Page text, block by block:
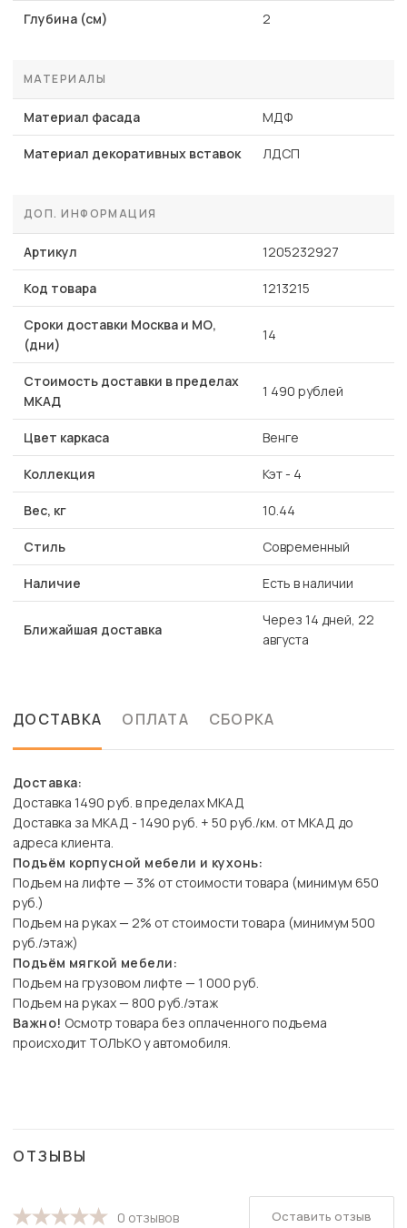
Глубина (см) 2
МАТЕРИАЛЫ
Материал фасада МДФ
Материал декоративных вставок ЛДСП
ДОП. ИНФОРМАЦИЯ
Артикул 1205232927
Код товара 1213215
Сроки доставки Москва и МО,
(дни)
14
Стоимость доставки в пределах
МКАД
1 490 рублей
Цвет каркаса Венге
Коллекция Кэт - 4
Вес, кг 10.44
Стиль Современный
Наличие Есть в наличии
Ближайшая доставка
Через 14 дней, 22
августа
ДОСТАВКА ОПЛАТА СБОРКА
Доставка:
Доставка 1490 руб. в пределах МКАД
Доставка за МКАД - 1490 руб. + 50 руб./км. от МКАД до
адреса клиента.
Подъём корпусной мебели и кухонь:
Подъем на лифте — 3% от стоимости товара (минимум 650
руб.)
Подъем на руках — 2% от стоимости товара (минимум 500
руб./этаж)
Подъём мягкой мебели:
Подъем на грузовом лифте — 1 000 руб.
Подъем на руках — 800 руб./этаж
Важно! Осмотр товара без оплаченного подъема
происходит ТОЛЬКО у автомобиля.
ОТЗЫВЫ
0 отзывов Оставить отзыв